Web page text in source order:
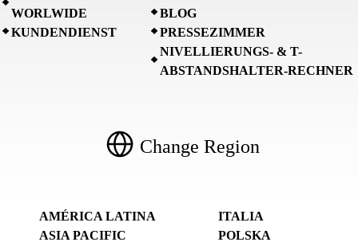
WORLWIDE
KUNDENDIENST
BLOG
PRESSEZIMMER
NIVELLIERUNGS- & T-
ABSTANDSHALTER-RECHNER
Change Region
AMÉRICA LATINA
ASIA PACIFIC
ITALIA
POLSKA